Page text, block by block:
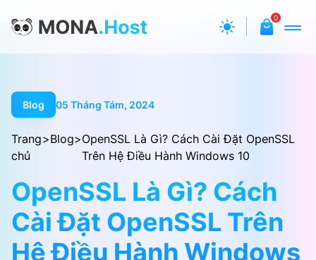
0
Blog 05 Tháng Tám, 2024
Trang
chủ
>Blog>OpenSSL Là Gì? Cách Cài Đặt OpenSSL
Trên Hệ Điều Hành Windows 10
OpenSSL Là Gì? Cách
Cài Đặt OpenSSL Trên
Hệ Điều Hành Windows